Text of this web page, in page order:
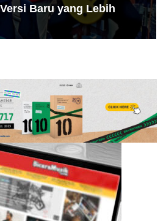
Baru yang Lebih